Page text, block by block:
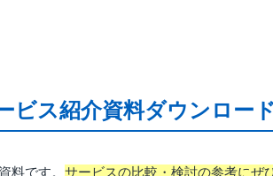
ビス紹介資料ダウンロード
料です。 サービスの比較・検討の参考にぜ